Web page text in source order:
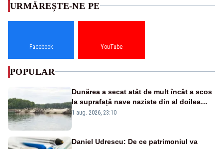
URMĂREȘTE-NE PE
Facebook YouTube
POPULAR
Dunărea a secat atât de mult încât a scos
la suprafață nave naziste din al doilea
război mondial
1 aug. 2026, 23:10
Daniel Udrescu: De ce patrimoniul va